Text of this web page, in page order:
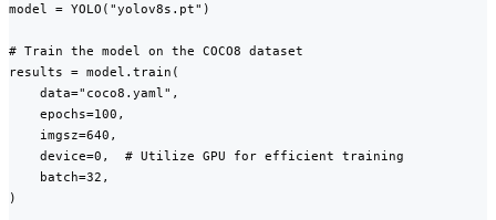
model = YOLO("yolov8s.pt")
# Train the model on the COCO8 dataset
results = model.train(
    data="coco8.yaml",
    epochs=100,
    imgsz=640,
    device=0,  # Utilize GPU for efficient training
    batch=32,
)